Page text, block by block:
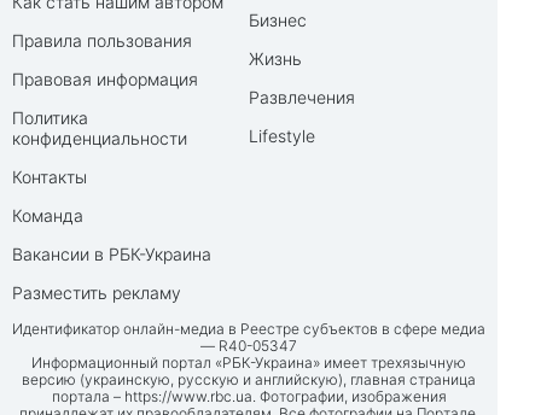
Правила пользования
Правовая информация
Политика
конфиденциальности
Контакты
Команда
Вакансии в РБК-Украина
Разместить рекламу
Бизнес
Жизнь
Развлечения
Lifestyle
Идентификатор онлайн-медиа в Реестре субъектов в сфере медиа
— R40-05347
Информационный портал «РБК-Украина» имеет трехязычную
версию (украинскую, русскую и английскую), главная страница
портала – https://www.rbc.ua. Фотографии, изображения